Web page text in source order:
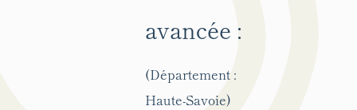
avancée :
(Département :
Haute-Savoie)